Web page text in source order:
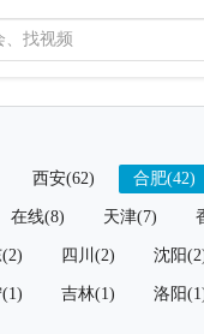
西安(62) 合肥(42)
在线(8) 天津(7)
四川(2) 沈阳
吉林(1) 洛阳